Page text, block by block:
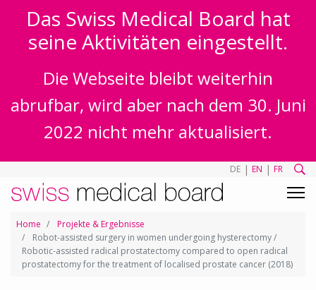
Das Swiss Medical Board hat
seine Aktivitäten eingestellt.
Die Webseite bleibt weiterhin
abrufbar, wird aber nach dem 30. Juni
2022 nicht mehr aktualisiert.
DE | EN | FR
Home
Projekte & Ergebnisse
Robot-assisted surgery in women undergoing hysterectomy /
Robotic-assisted radical prostatectomy compared to open radical
prostatectomy for the treatment of localised prostate cancer (2018)